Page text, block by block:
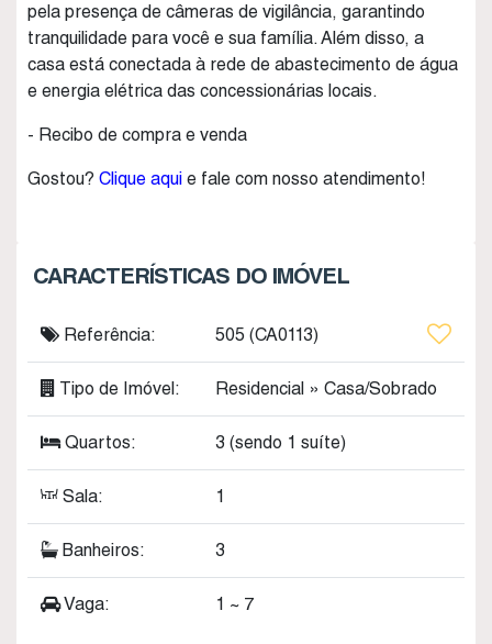
pela presença de câmeras de vigilância, garantindo
tranquilidade para você e sua família. Além disso, a
casa está conectada à rede de abastecimento de água
e energia elétrica das concessionárias locais.
- Recibo de compra e venda
Gostou? Clique aqui e fale com nosso atendimento!
CARACTERÍSTICAS DO IMÓVEL
Referência: 505 (CA0113)
Tipo de Imóvel: Residencial » Casa/Sobrado
Quartos: 3 (sendo 1 suíte)
Sala: 1
Banheiros: 3
Vaga: 1 ~ 7